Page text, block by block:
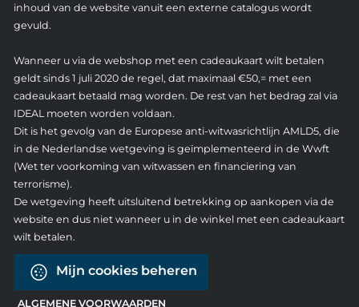
inhoud van de website vanuit een externe catalogus wordt
gevuld.
Wanneer u via de webshop met een cadeaukaart wilt betalen
geldt sinds 1 juli 2020 de regel, dat maximaal €50,= met een
cadeaukaart betaald mag worden. De rest van het bedrag zal via
IDEAL moeten worden voldaan.
Dit is het gevolg van de Europese anti-witwasrichtlijn AMLD5, die
in de Nederlandse wetgeving is geïmplementeerd in de Wwft
(Wet ter voorkoming van witwassen en financiering van
terrorisme).
De wetgeving heeft uitsluitend betrekking op aankopen via de
website en dus niet wanneer u in de winkel met een cadeaukaart
wilt betalen.
Mijn cookies beheren
ALGEMENE VOORWAARDEN